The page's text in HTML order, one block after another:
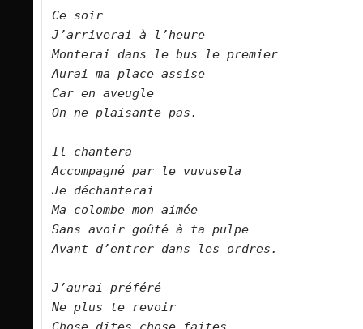
Ce soir
J’arriverai à l’heure
Monterai dans le bus le premier
Aurai ma place assise
Car en aveugle
On ne plaisante pas.
Il chantera
Accompagné par le vuvusela
Je déchanterai
Ma colombe mon aimée
Sans avoir goûté à ta pulpe
Avant d’entrer dans les ordres.
J’aurai préféré
Ne plus te revoir